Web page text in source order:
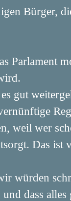
Bürger,
Parlament
gut
weil wer
Das ist
würden
dass